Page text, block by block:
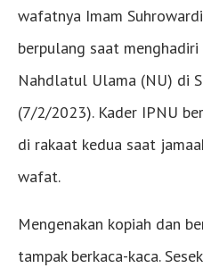
wafatnya Imam
berpulang saat menghadiri
Nahdlatul Ulama (NU) di
(7/2/2023). Kader IPNU
di rakaat kedua saat
wafat.
Mengenakan kopiah dan
tampak berkaca-kaca.